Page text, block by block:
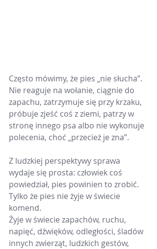
Często mówimy, że pies „nie słucha”.
Nie reaguje na wołanie, ciągnie do
zapachu, zatrzymuje się przy krzaku,
próbuje zjeść coś z ziemi, patrzy w
stronę innego psa albo nie wykonuje
polecenia, choć „przecież je zna”.
Z ludzkiej perspektywy sprawa
wydaje się prosta: człowiek coś
powiedział, pies powinien to zrobić.
Tylko że pies nie żyje w świecie
komend.
Żyje w świecie zapachów, ruchu,
napięć, dźwięków, odległości, śladów
innych zwierząt, ludzkich gestów,